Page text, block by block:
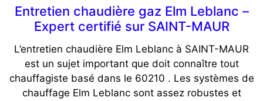
Entretien chaudière gaz Elm Leblanc –
Expert certifié sur SAINT-MAUR
L’entretien chaudière Elm Leblanc à SAINT-MAUR
est un sujet important que doit connaître tout
chauffagiste basé dans le 60210 . Les systèmes de
chauffage Elm Leblanc sont assez robustes et